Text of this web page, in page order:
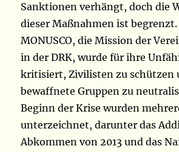
Sanktionen verhängt, doch die
dieser Maßnahmen ist begrenzt.
MONUSCO, die Mission der
in der DRK, wurde für ihre
kritisiert, Zivilisten zu schützen
bewaffnete Gruppen zu
Beginn der Krise wurden
unterzeichnet, darunter das
Abkommen von 2013 und das